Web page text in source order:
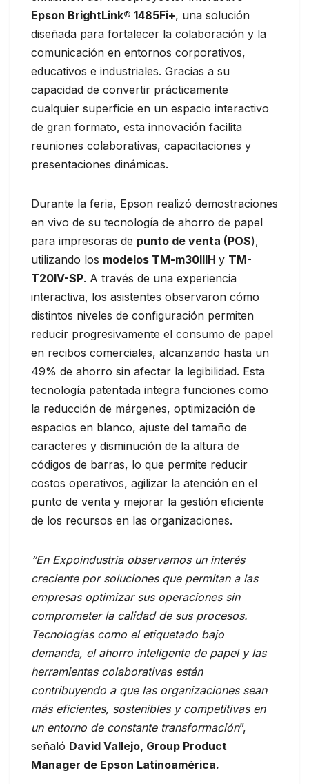
Epson BrightLink® 1485Fi+, una solución
diseñada para fortalecer la colaboración y la
comunicación en entornos corporativos,
educativos e industriales. Gracias a su
capacidad de convertir prácticamente
cualquier superficie en un espacio interactivo
de gran formato, esta innovación facilita
reuniones colaborativas, capacitaciones y
presentaciones dinámicas.
Durante la feria, Epson realizó demostraciones
en vivo de su tecnología de ahorro de papel
para impresoras de punto de venta (POS),
utilizando los modelos TM-m30IIIH y TM-
T20IV-SP. A través de una experiencia
interactiva, los asistentes observaron cómo
distintos niveles de configuración permiten
reducir progresivamente el consumo de papel
en recibos comerciales, alcanzando hasta un
49% de ahorro sin afectar la legibilidad. Esta
tecnología patentada integra funciones como
la reducción de márgenes, optimización de
espacios en blanco, ajuste del tamaño de
caracteres y disminución de la altura de
códigos de barras, lo que permite reducir
costos operativos, agilizar la atención en el
punto de venta y mejorar la gestión eficiente
de los recursos en las organizaciones.
“En Expoindustria observamos un interés
creciente por soluciones que permitan a las
empresas optimizar sus operaciones sin
comprometer la calidad de sus procesos.
Tecnologías como el etiquetado bajo
demanda, el ahorro inteligente de papel y las
herramientas colaborativas están
contribuyendo a que las organizaciones sean
más eficientes, sostenibles y competitivas en
un entorno de constante transformación”,
señaló David Vallejo, Group Product
Manager de Epson Latinoamérica.